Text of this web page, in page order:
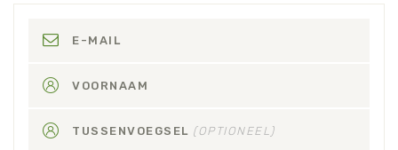
E-MAIL
VOORNAAM
TUSSENVOEGSEL (OPTIONEEL)